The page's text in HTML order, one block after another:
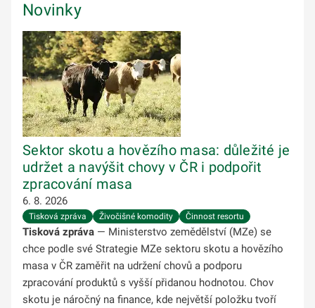
Novinky
Sektor skotu a hovězího masa: důležité je
udržet a navýšit chovy v ČR i podpořit
zpracování masa
6. 8. 2026
Tisková zpráva Živočišné komodity Činnost resortu
Tisková zpráva — Ministerstvo zemědělství (MZe) se
chce podle své Strategie MZe sektoru skotu a hovězího
masa v ČR zaměřit na udržení chovů a podporu
zpracování produktů s vyšší přidanou hodnotou. Chov
skotu je náročný na finance, kde největší položku tvoří